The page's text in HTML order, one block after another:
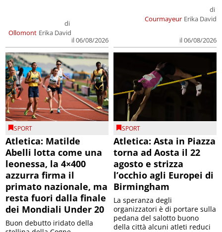
Ollomont
di
Erika David
il 06/08/2026
Courmayeur
di
Erika David
il 06/08/2026
SPORT
Atletica: Matilde
Abelli lotta come una
leonessa, la 4×400
azzurra firma il
primato nazionale, ma
resta fuori dalla finale
dei Mondiali Under 20
Buon debutto iridato della
SPORT
Atletica: Asta in Piazza
torna ad Aosta il 22
agosto e strizza
l’occhio agli Europei di
Birmingham
La speranza degli
organizzatori è di portare sulla
pedana del salotto buono
della città alcuni atleti reduci